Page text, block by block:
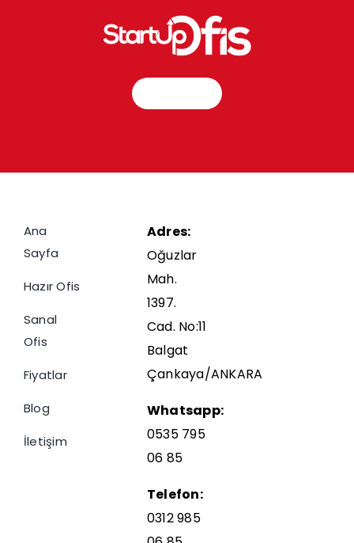
Ana
Sayfa
Hazır Ofis
Sanal
Ofis
Fiyatlar
Blog
İletişim
Adres:
Oğuzlar
Mah.
1397.
Cad. No:11
Balgat
Çankaya/ANKARA
Whatsapp:
0535 795
06 85
Telefon:
0312 985